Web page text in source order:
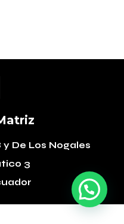
y De Los Nogales
3